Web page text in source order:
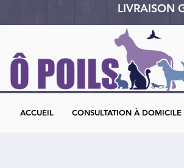
LIVRAISON
ACCUEIL CONSULTATION À DOMICILE